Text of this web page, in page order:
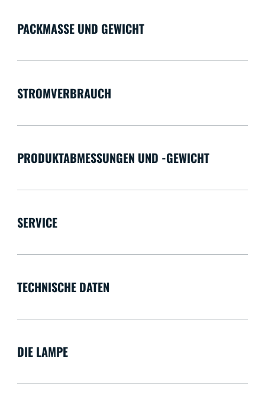
PACKMASSE UND GEWICHT
STROMVERBRAUCH
PRODUKTABMESSUNGEN UND -GEWICHT
SERVICE
TECHNISCHE DATEN
DIE LAMPE